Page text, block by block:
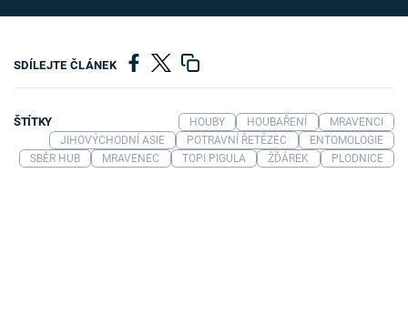
SDÍLEJTE ČLÁNEK
ŠTÍTKY HOUBY HOUBAŘENÍ
MRAVENCI
JIHOVÝCHODNÍ ASIE
POTRAVNÍ ŘETĚZEC
ENTOMOLOGIE
SBĚR HUB
MRAVENEC TOPI PIGULA ŽĎÁREK PLODNICE